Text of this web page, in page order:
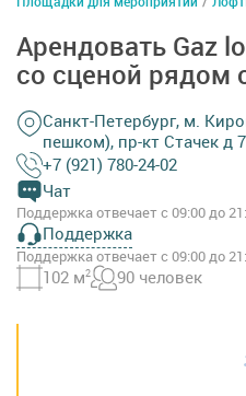
Арендовать Gaz
со сценой рядом
Санкт-Петербург, м.
пешком), пр-кт Стачек д
+7 (921) 780-24-02
Чат
Поддержка отвечает с 09:00 до
Поддержка
Поддержка отвечает с 09:00 до
102 м2 90 человек